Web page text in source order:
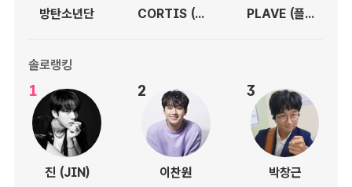
방탄소년단 CORTIS (코르티스) PLAVE (플레이브)
솔로랭킹
1
진 (JIN)
2
이찬원
3
박창근